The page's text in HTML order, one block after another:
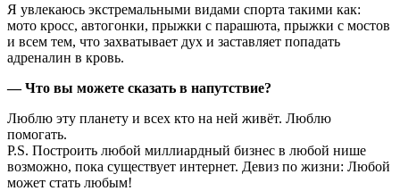
Я увлекаюсь экстремальными видами спорта такими как:
мото кросс, автогонки, прыжки с парашюта, прыжки с мостов
и всем тем, что захватывает дух и заставляет попадать
адреналин в кровь.
— Что вы можете сказать в напутствие?
Люблю эту планету и всех кто на ней живёт. Люблю
помогать.
P.S. Построить любой миллиардный бизнес в любой нише
возможно, пока существует интернет. Девиз по жизни: Любой
может стать любым!